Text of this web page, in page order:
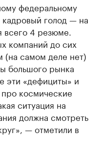
федеральному
кадровый голод — на
всего 4 резюме.
компаний до сих
(на самом деле нет)
большого рынка
эти «дефициты» и
космические
ситуация на
должна смотреть
— отметили в